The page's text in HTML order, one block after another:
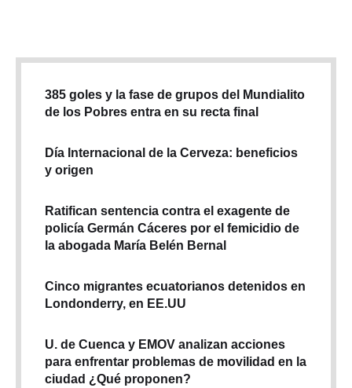
385 goles y la fase de grupos del Mundialito
de los Pobres entra en su recta final
Día Internacional de la Cerveza: beneficios
y origen
Ratifican sentencia contra el exagente de
policía Germán Cáceres por el femicidio de
la abogada María Belén Bernal
Cinco migrantes ecuatorianos detenidos en
Londonderry, en EE.UU
U. de Cuenca y EMOV analizan acciones
para enfrentar problemas de movilidad en la
ciudad ¿Qué proponen?